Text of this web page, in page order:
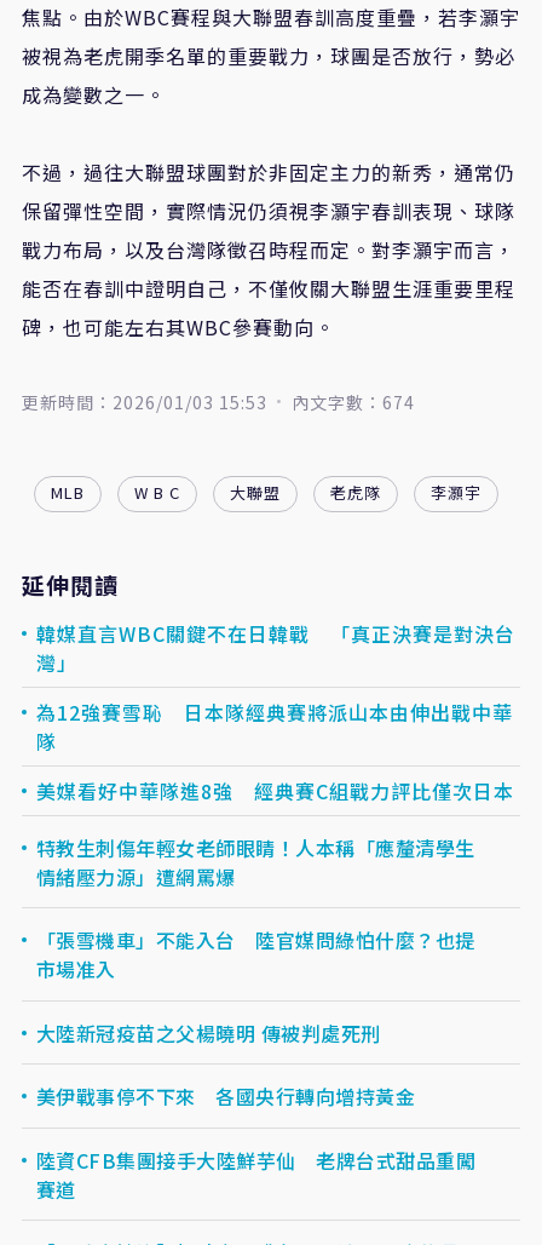
焦點。由於WBC賽程與大聯盟春訓高度重疊，若李灝宇
被視為老虎開季名單的重要戰力，球團是否放行，勢必
成為變數之一。
不過，過往大聯盟球團對於非固定主力的新秀，通常仍
保留彈性空間，實際情況仍須視李灝宇春訓表現、球隊
戰力布局，以及台灣隊徵召時程而定。對李灝宇而言，
能否在春訓中證明自己，不僅攸關大聯盟生涯重要里程
碑，也可能左右其WBC參賽動向。
更新時間：2026/01/03 15:53 內文字數：674
MLB W B C 大聯盟 老虎隊 李灝宇
延伸閱讀
韓媒直言WBC關鍵不在日韓戰 「真正決賽是對決台
灣」
為12強賽雪恥 日本隊經典賽將派山本由伸出戰中華
隊
美媒看好中華隊進8強 經典賽C組戰力評比僅次日本
特教生刺傷年輕女老師眼睛！人本稱「應釐清學生
情緒壓力源」遭網罵爆
「張雪機車」不能入台 陸官媒問綠怕什麼？也提
市場准入
大陸新冠疫苗之父楊曉明 傳被判處死刑
美伊戰事停不下來 各國央行轉向增持黃金
陸資CFB集團接手大陸鮮芋仙 老牌台式甜品重闖
賽道